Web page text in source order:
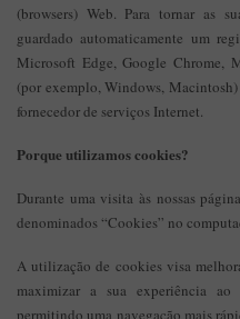
(browsers) Web. Para tornar as
guardado automaticamente um
Microsoft Edge, Google Chrome,
(por exemplo, Windows,
fornecedor de serviços Internet.
Porque utilizamos cookies?
Durante uma visita às nossas
denominados “Cookies” no
A utilização de cookies visa
maximizar a sua experiência ao
permitindo uma navegação mais